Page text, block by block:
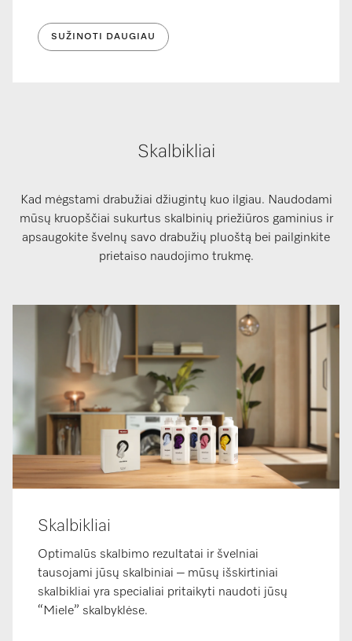
SUŽINOTI DAUGIAU
Skalbikliai
Kad mėgstami drabužiai džiugintų kuo ilgiau. Naudodami
mūsų kruopščiai sukurtus skalbinių priežiūros gaminius ir
apsaugokite švelnų savo drabužių pluoštą bei pailginkite
prietaiso naudojimo trukmę.
Skalbikliai
Optimalūs skalbimo rezultatai ir švelniai
tausojami jūsų skalbiniai – mūsų išskirtiniai
skalbikliai yra specialiai pritaikyti naudoti jūsų
“Miele” skalbyklėse.